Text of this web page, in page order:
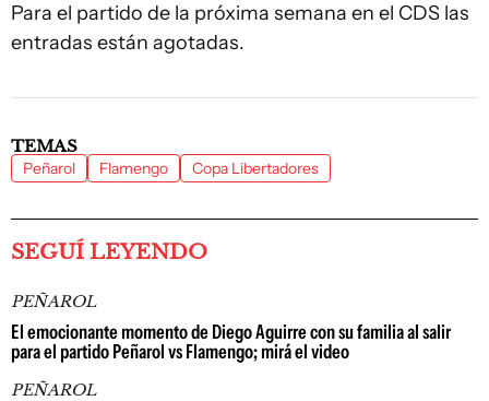
Para el partido de la próxima semana en el CDS las
entradas están agotadas.
TEMAS
Peñarol Flamengo Copa Libertadores
SEGUÍ LEYENDO
PEÑAROL
El emocionante momento de Diego Aguirre con su familia al salir
para el partido Peñarol vs Flamengo; mirá el video
PEÑAROL